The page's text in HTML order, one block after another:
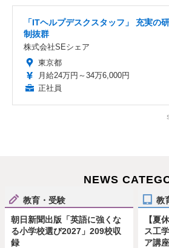
「ITヘルプデスクスタッフ」 充実の
制抜群
株式会社SEシェア
東京都
月給24万円～34万6,000円
正社員
NEWS
教育・受験
朝日新聞出版「英語に強くな
る小学校選び2027」209校収
録
教
【夏
ス工
ア講